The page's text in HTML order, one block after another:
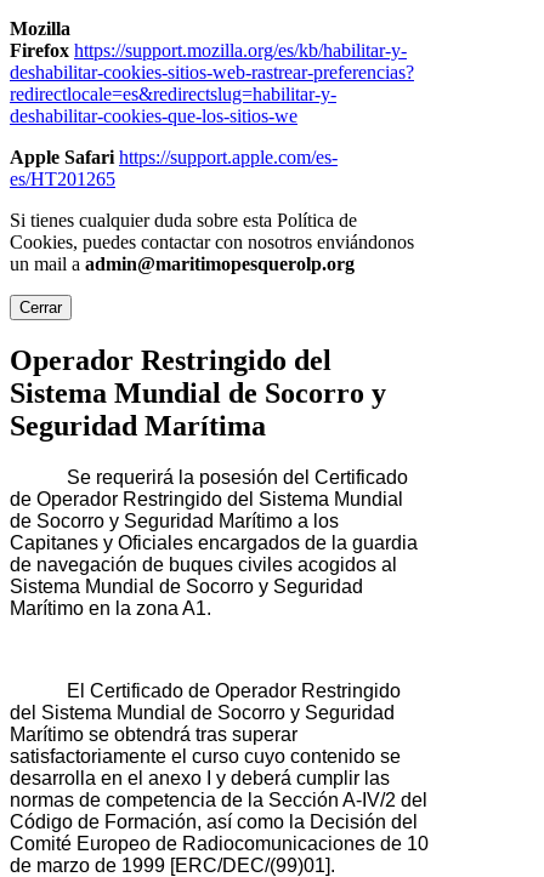
Mozilla
Firefox https://support.mozilla.org/es/kb/habilitar-y-
deshabilitar-cookies-sitios-web-rastrear-preferencias?
redirectlocale=es&redirectslug=habilitar-y-
deshabilitar-cookies-que-los-sitios-we
Apple Safari https://support.apple.com/es-
es/HT201265
Si tienes cualquier duda sobre esta Política de
Cookies, puedes contactar con nosotros enviándonos
un mail a admin@maritimopesquerolp.org
Cerrar
Operador Restringido del
Sistema Mundial de Socorro y
Seguridad Marítima
Se requerirá la posesión del Certificado
de Operador Restringido del Sistema Mundial
de Socorro y Seguridad Marítimo a los
Capitanes y Oficiales encargados de la guardia
de navegación de buques civiles acogidos al
Sistema Mundial de Socorro y Seguridad
Marítimo en la zona A1.
El Certificado de Operador Restringido
del Sistema Mundial de Socorro y Seguridad
Marítimo se obtendrá tras superar
satisfactoriamente el curso cuyo contenido se
desarrolla en el anexo I y deberá cumplir las
normas de competencia de la Sección A-IV/2 del
Código de Formación, así como la Decisión del
Comité Europeo de Radiocomunicaciones de 10
de marzo de 1999 [ERC/DEC/(99)01].